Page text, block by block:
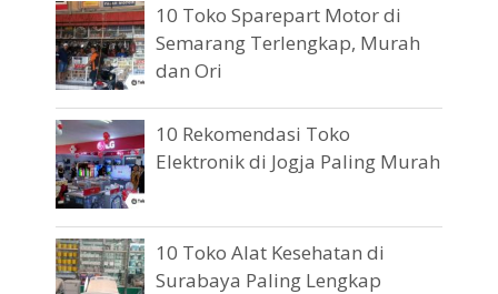
10 Toko Sparepart Motor di
Semarang Terlengkap, Murah
dan Ori
10 Rekomendasi Toko
Elektronik di Jogja Paling Murah
10 Toko Alat Kesehatan di
Surabaya Paling Lengkap